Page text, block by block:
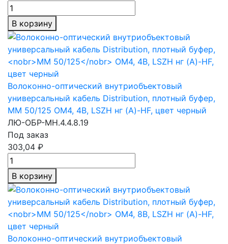
В корзину
Волоконно-оптический внутриобъектовый
универсальный кабель Distribution, плотный буфер,
MM 50/125 OM4, 4В, LSZH нг (A)-HF, цвет черный
ЛЮ-ОБР-МН.4.4.8.19
Под заказ
303,04 ₽
В корзину
Волоконно-оптический внутриобъектовый